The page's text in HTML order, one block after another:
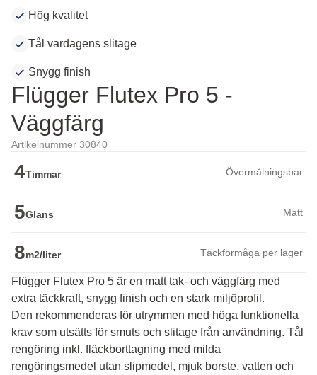
Hög kvalitet
Tål vardagens slitage
Snygg finish
Flügger Flutex Pro 5 -
Väggfärg
Artikelnummer 30840
4Timmar Övermålningsbar
5Glans Matt
8m2/liter Täckförmåga per lager
Flügger Flutex Pro 5 är en matt tak- och väggfärg med
extra täckkraft, snygg finish och en stark miljöprofil.
Den rekommenderas för utrymmen med höga funktionella
krav som utsätts för smuts och slitage från användning. Tål
rengöring inkl. fläckborttagning med milda
rengöringsmedel utan slipmedel, mjuk borste, vatten och